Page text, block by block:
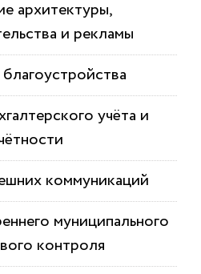
архитектуры,
и рекламы
учёта и
коммуникаций
муниципального
контроля